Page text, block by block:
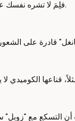
فلِمَ لا تشره نفسك على فتيررة؟ تفضّل. شكرًا.